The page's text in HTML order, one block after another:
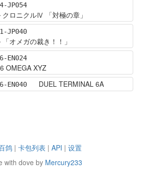
JP054
ロニクルⅣ 「対極の章」
JP040
オメガの裁き！！」
EN024
OMEGA XYZ
EN040 DUEL TERMINAL 6A
鸽 | 卡包列表 | API | 设置
with dove by Mercury233